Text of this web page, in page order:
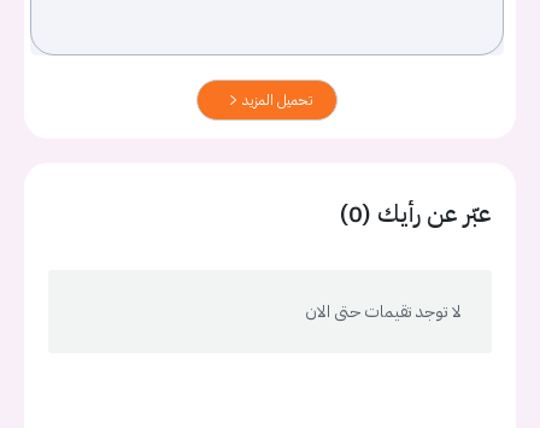
تحميل المزيد
عبّر عن رأيك (0)
لا توجد تقيمات حتى الان